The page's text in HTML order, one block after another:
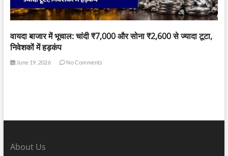
वायदा बाजार में भूचाल: चांदी ₹7,000 और सोना ₹2,600 से ज्यादा टूटा,
निवेशकों में हड़कंप
June 19, 2026 No Comments
About Us